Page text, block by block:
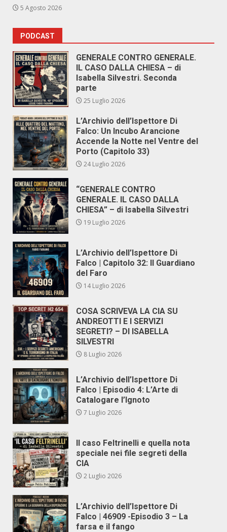
5 Agosto 2026
PODCAST
GENERALE CONTRO GENERALE.
IL CASO DALLA CHIESA – di
Isabella Silvestri. Seconda
parte
25 Luglio 2026
L’Archivio dell’Ispettore Di
Falco: Un Incubo Arancione
Accende la Notte nel Ventre del
Porto (Capitolo 33)
24 Luglio 2026
“GENERALE CONTRO
GENERALE. IL CASO DALLA
CHIESA” – di Isabella Silvestri
19 Luglio 2026
L’Archivio dell’Ispettore Di
Falco | Capitolo 32: Il Guardiano
del Faro
14 Luglio 2026
COSA SCRIVEVA LA CIA SU
ANDREOTTI E I SERVIZI
SEGRETI? – DI ISABELLA
SILVESTRI
8 Luglio 2026
L’Archivio dell’Ispettore Di
Falco | Episodio 4: L’Arte di
Catalogare l’Ignoto
7 Luglio 2026
Il caso Feltrinelli e quella nota
speciale nei file segreti della
CIA
2 Luglio 2026
L’Archivio dell’Ispettore Di
Falco | 46909 -Episodio 3 – La
farsa e il fango